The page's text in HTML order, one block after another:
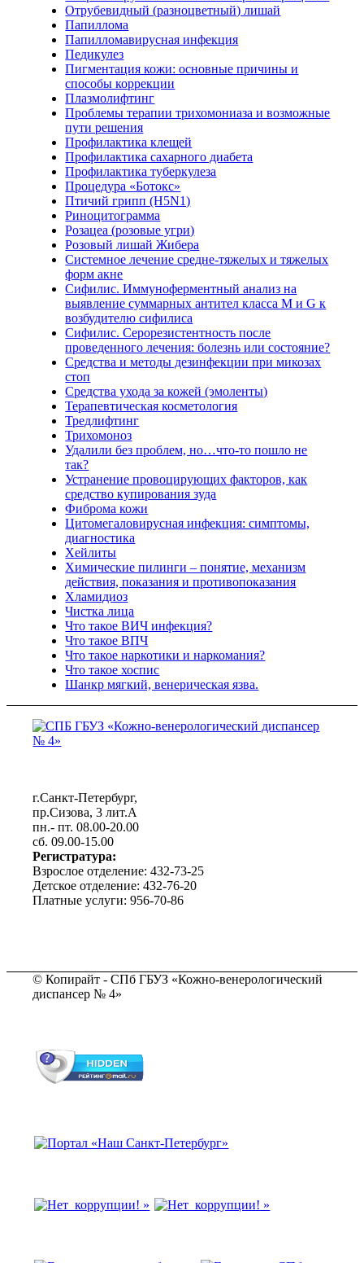
Отрубевидный (разноцветный) лишай
Папиллома
Папилломавирусная инфекция
Педикулез
Пигментация кожи: основные причины и
способы коррекции
Плазмолифтинг
Проблемы терапии трихомониаза и возможные
пути решения
Профилактика клещей
Профилактика сахарного диабета
Профилактика туберкулеза
Процедура «Ботокс»
Птичий грипп (H5N1)
Риноцитограмма
Розацеа (розовые угри)
Розовый лишай Жибера
Системное лечение средне-тяжелых и тяжелых
форм акне
Сифилис. Иммуноферментный анализ на
выявление суммарных антител класса M и G к
возбудителю сифилиса
Сифилис. Серорезистентность после
проведенного лечения: болезнь или состояние?
Средства и методы дезинфекции при микозах
стоп
Средства ухода за кожей (эмоленты)
Терапевтическая косметология
Тредлифтинг
Трихомоноз
Удалили без проблем, но…что-то пошло не
так?
Устранение провоцирующих факторов, как
средство купирования зуда
Фиброма кожи
Цитомегаловирусная инфекция: симптомы,
диагностика
Хейлиты
Химические пилинги – понятие, механизм
действия, показания и противопоказания
Хламидиоз
Чистка лица
Что такое ВИЧ инфекция?
Что такое ВПЧ
Что такое наркотики и наркомания?
Что такое хоспис
Шанкр мягкий, венерическая язва.
г.Санкт-Петербург,
пр.Сизова, 3 лит.А
пн.- пт. 08.00-20.00
сб. 09.00-15.00
Регистратура:
Взрослое отделение: 432-73-25
Детское отделение: 432-76-20
Платные услуги: 956-70-86
© Копирайт - СПб ГБУЗ «Кожно-венерологический
диспансер № 4»